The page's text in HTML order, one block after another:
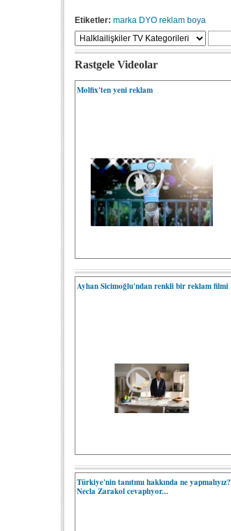
Etiketler: marka DYO reklam boya
Rastgele Videolar
Molfix'ten yeni reklam
Ayhan Sicimoğlu'ndan renkli bir reklam filmi
Türkiye'nin tanıtımı hakkında ne yapmalıyız?
Necla Zarakol cevaplıyor...